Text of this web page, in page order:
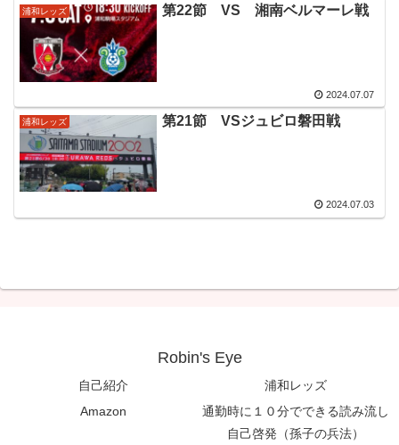
浦和レッズ 第22節 VS 湘南ベルマーレ戦
2024.07.07
浦和レッズ 第21節 VSジュビロ磐田戦
2024.07.03
Robin's Eye
自己紹介
浦和レッズ
Amazon
通勤時に１０分でできる読み流し
自己啓発（孫子の兵法）